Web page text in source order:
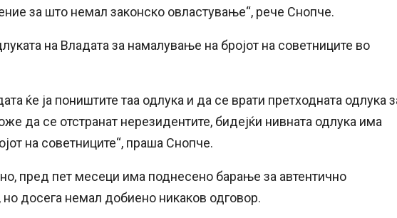
за што немал законско овластување“, рече Снопче.
на Владата за намалување на бројот на советниците во
ќе ја поништите таа одлука и да се врати претходната одлука
да се отстранат нерезидентите, бидејќи нивната одлука има
на советниците“, праша Снопче.
пред пет месеци има поднесено барање за автентично
досега немал добиено никаков одговор.